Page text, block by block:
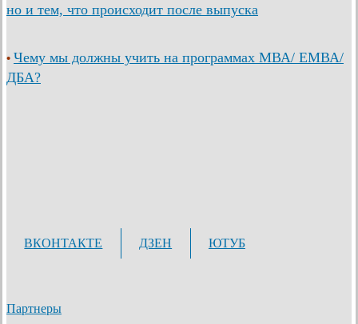
но и тем, что происходит после выпуска
• Чему мы должны учить на программах МВА/ ЕМВА/
ДБА?
ВКОНТАКТЕ ДЗЕН ЮТУБ
Партнеры